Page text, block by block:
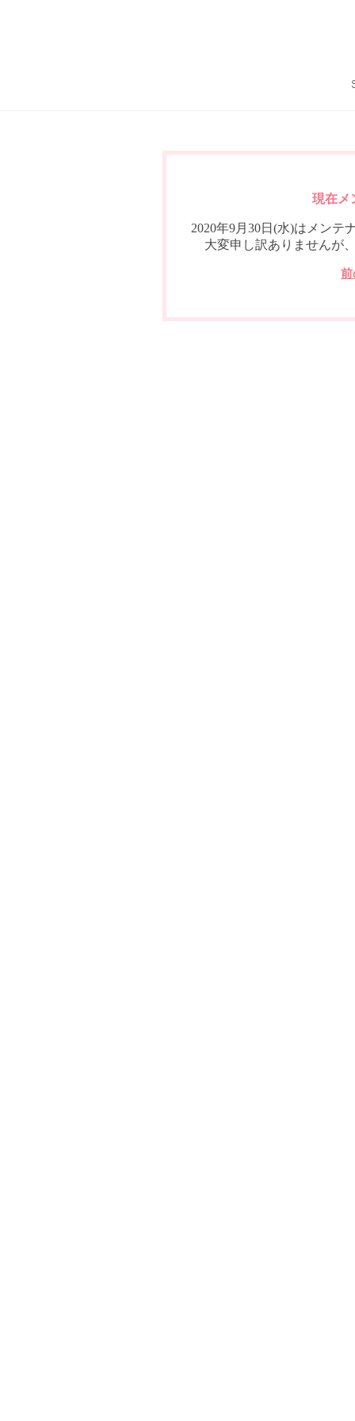
現在メ
2020年9月30日(水)はメンテ
大変申し訳ありませんが
前